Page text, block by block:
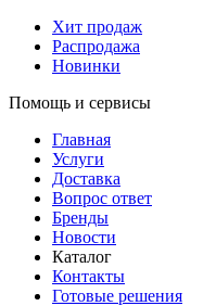
Хит продаж
Распродажа
Новинки
Помощь и сервисы
Главная
Услуги
Доставка
Вопрос ответ
Бренды
Новости
Каталог
Контакты
Готовые решения